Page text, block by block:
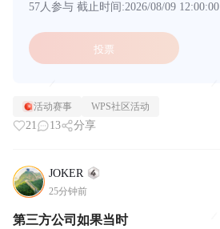
57人参与 截止时间:2026/08/09 12:00:00
投票
活动赛事 WPS社区活动
21 13 分享
JOKER
25分钟前
第三方公司如果当时